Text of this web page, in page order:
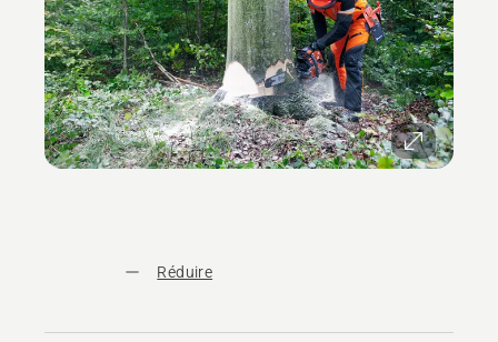
Réduire